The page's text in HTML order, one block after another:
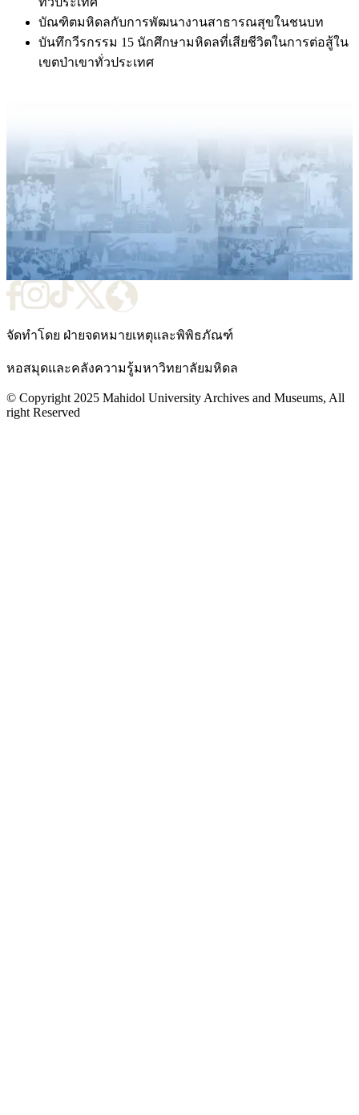
บัณฑิตมหิดลกับการพัฒนางานสาธารณสุขในชนบท
บันทึกวีรกรรม 15 นักศึกษามหิดลที่เสียชีวิตในการต่อสู้ใน
เขตป่าเขาทั่วประเทศ
จัดทำโดย ฝ่ายจดหมายเหตุและพิพิธภัณฑ์
หอสมุดและคลังความรู้มหาวิทยาลัยมหิดล
© Copyright 2025 Mahidol University Archives and Museums, All
right Reserved